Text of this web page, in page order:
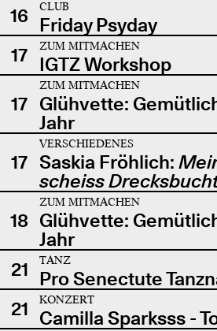
16
CLUB
Friday Psyday
17
ZUM MITMACHEN
IGTZ Workshop
17
ZUM MITMACHEN
Glühvette:
Jahr
17
VERSCHIEDENES
Saskia Fröhlich:
scheiss
18
ZUM MITMACHEN
Glühvette:
Jahr
21
TANZ
Pro Senectute
21
KONZERT
Camilla Sparksss -